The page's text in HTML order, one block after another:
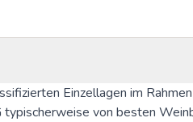
Einzellagen im
von besten